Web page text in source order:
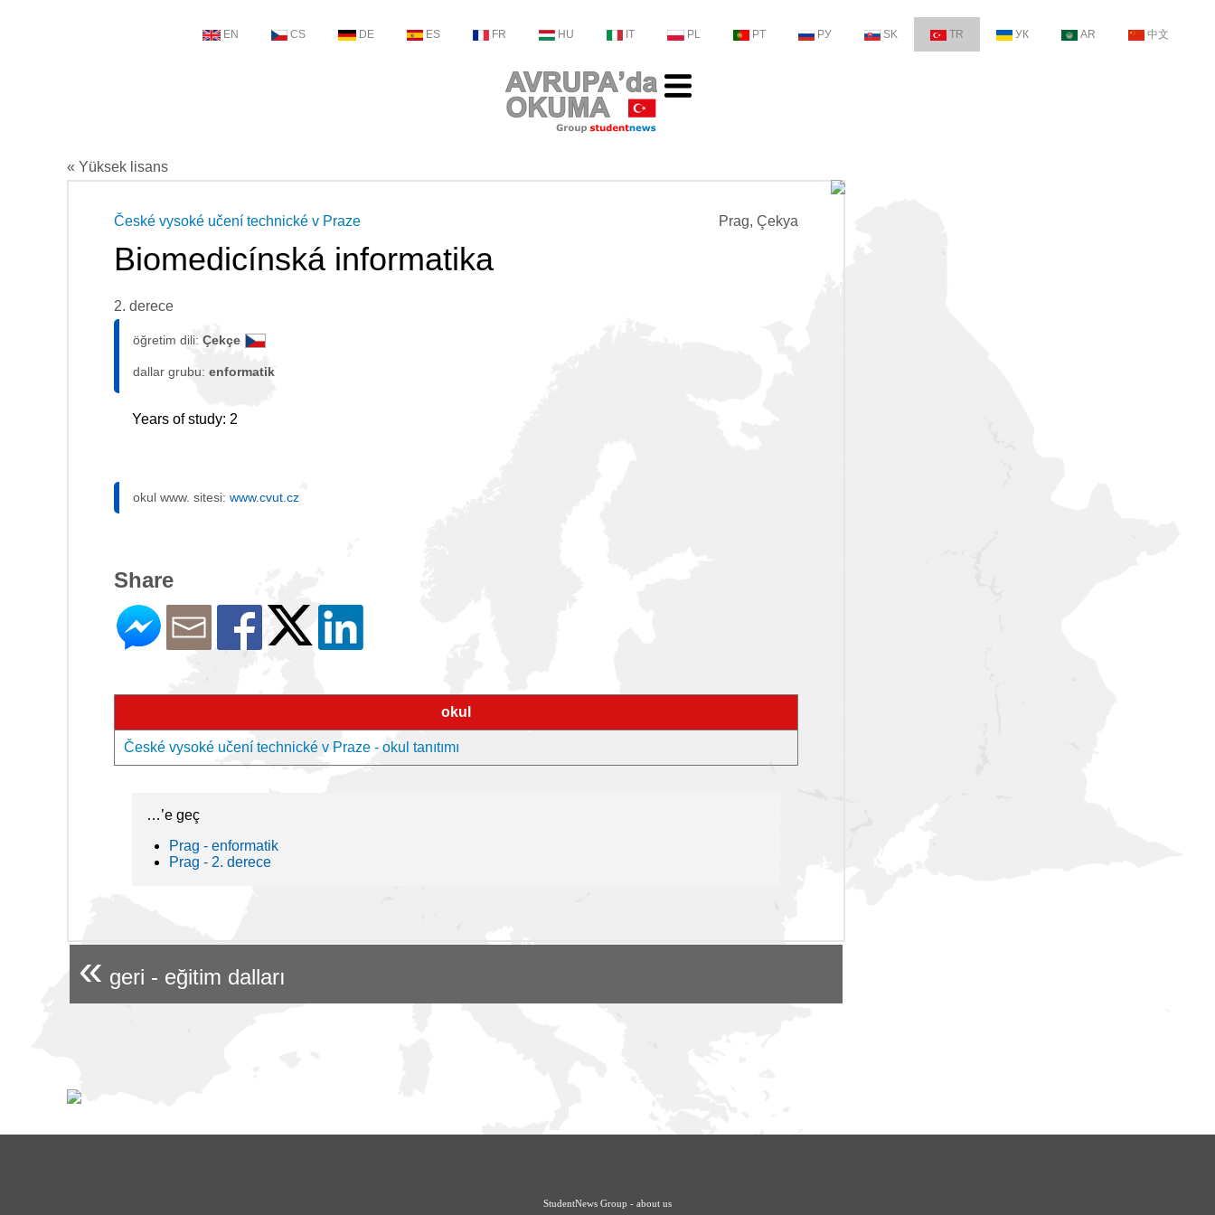
EN CS DE ES FR HU IT PL PT РУ SK TR УК AR 中文
« Yüksek lisans
Prag, Çekya
České vysoké učení technické v Praze
Biomedicínská informatika
2. derece
öğretim dili: Çekçe
dallar grubu: enformatik
Years of study: 2
okul www. sitesi: www.cvut.cz
Share
okul
České vysoké učení technické v Praze - okul tanıtımı
…’e geç
Prag - enformatik
Prag - 2. derece
« geri - eğitim dalları
StudentNews Group - about us